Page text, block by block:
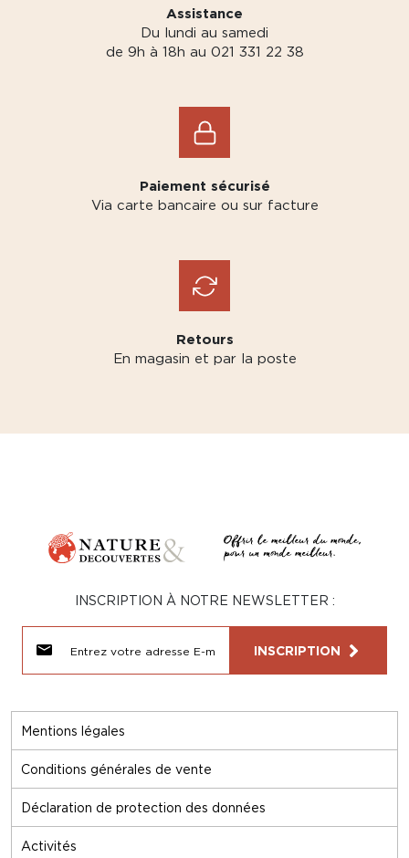
Assistance
Du lundi au samedi
de 9h à 18h au 021 331 22 38
Paiement sécurisé
Via carte bancaire ou sur facture
Retours
En magasin et par la poste
Mentions légales
Conditions générales de vente
Déclaration de protection des données
Activités
INSCRIPTION À NOTRE NEWSLETTER :
INSCRIPTION